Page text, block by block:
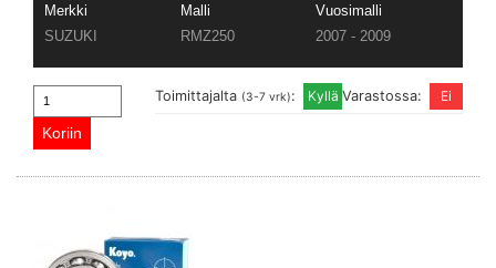
Merkki Malli
Vuosimalli
SUZUKI
RMZ250 2007 - 2009
Varastossa:
Toimittajalta (3-7 vrk):